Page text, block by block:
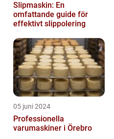
Slipmaskin: En
omfattande guide för
effektivt slippolering
05 juni 2024
Professionella
varumaskiner i Örebro